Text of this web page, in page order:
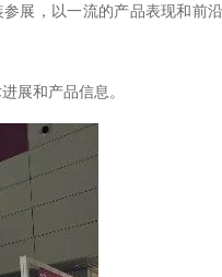
装参展，以一流的产品表现
进展和产品信息。